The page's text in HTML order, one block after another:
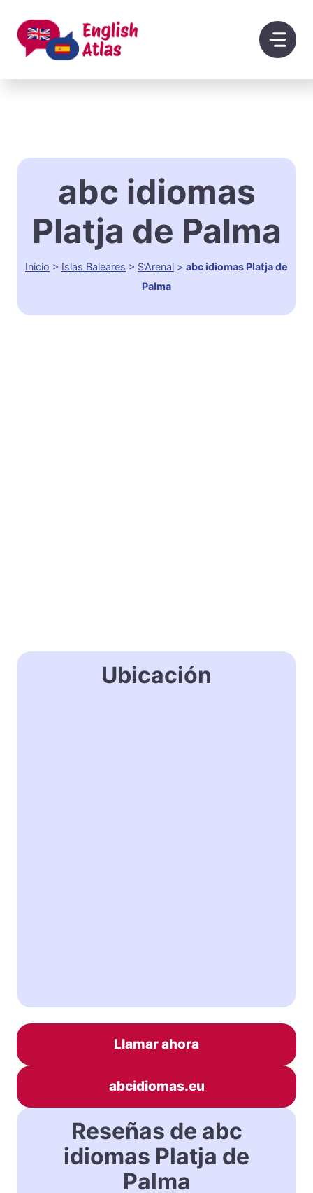
contenido
abc idiomas
Platja de Palma
Inicio > Islas Baleares > S’Arenal > abc idiomas Platja de
Palma
Ubicación
Llamar ahora
abcidiomas.eu
Reseñas de abc
idiomas Platja de
Palma